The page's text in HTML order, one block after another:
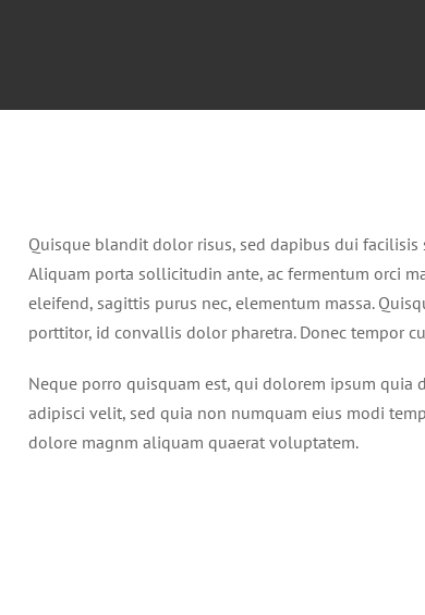
Quisque blandit dolor risus, sed dapibus dui facilisis
Aliquam porta sollicitudin ante, ac fermentum orci
eleifend, sagittis purus nec, elementum massa.
porttitor, id convallis dolor pharetra. Donec tempor
Neque porro quisquam est, qui dolorem ipsum quia
adipisci velit, sed quia non numquam eius modi
dolore magnm aliquam quaerat voluptatem.